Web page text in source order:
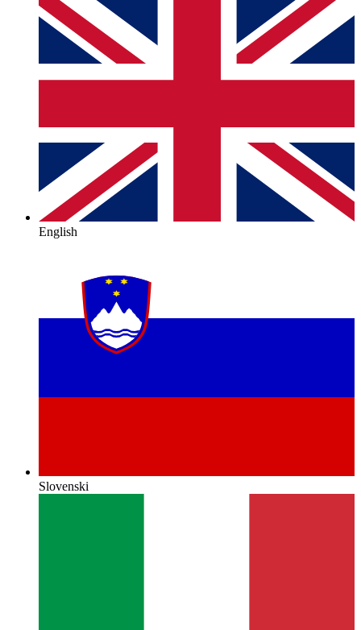
English
Slovenski